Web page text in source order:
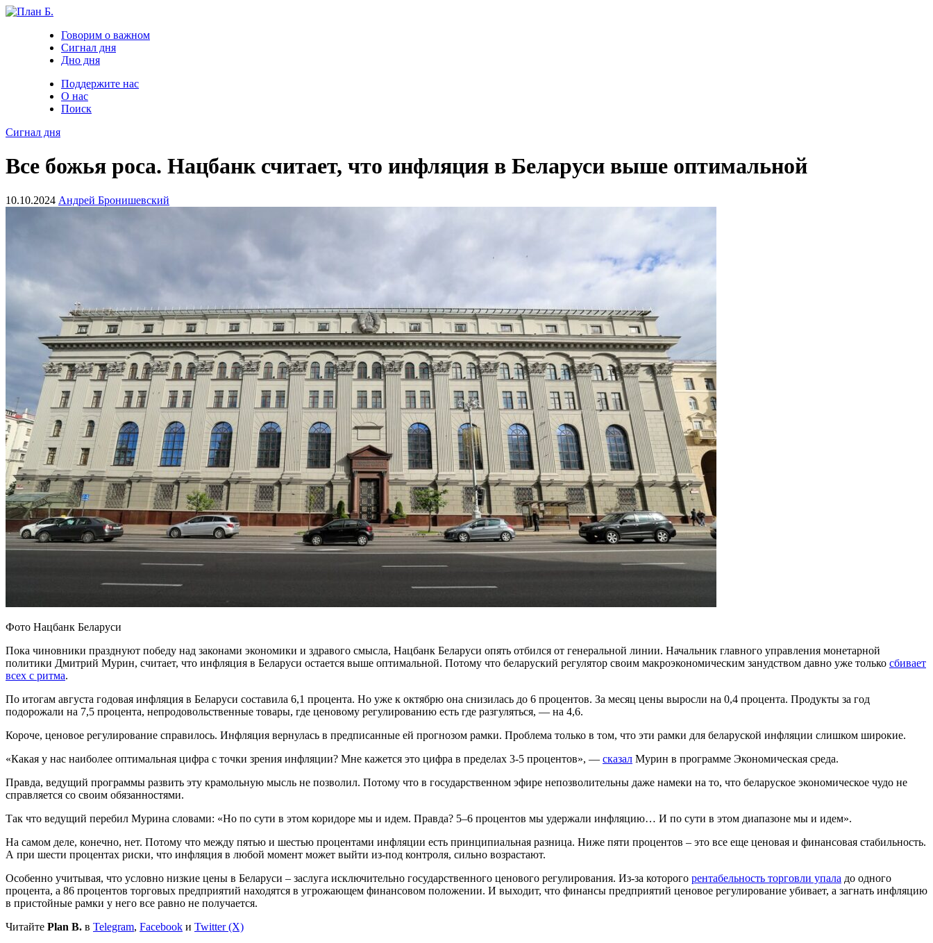
Говорим о важном
Сигнал дня
Дно дня
Поддержите нас
О нас
Поиск
Сигнал дня
Все божья роса. Нацбанк считает, что инфляция в Беларуси выше оптимальной
10.10.2024 Андрей Бронишевский
Фото Нацбанк Беларуси
Пока чиновники празднуют победу над законами экономики и здравого смысла, Нацбанк Беларуси опять отбился от генеральной линии. Начальник главного управления монетарной
политики Дмитрий Мурин, считает, что инфляция в Беларуси остается выше оптимальной. Потому что беларуский регулятор своим макроэкономическим занудством давно уже только сбивает
всех с ритма.
По итогам августа годовая инфляция в Беларуси составила 6,1 процента. Но уже к октябрю она снизилась до 6 процентов. За месяц цены выросли на 0,4 процента. Продукты за год
подорожали на 7,5 процента, непродовольственные товары, где ценовому регулированию есть где разгуляться, — на 4,6.
Короче, ценовое регулирование справилось. Инфляция вернулась в предписанные ей прогнозом рамки. Проблема только в том, что эти рамки для беларуской инфляции слишком широкие.
«Какая у нас наиболее оптимальная цифра с точки зрения инфляции? Мне кажется это цифра в пределах 3-5 процентов», — сказал Мурин в программе Экономическая среда.
Правда, ведущий программы развить эту крамольную мысль не позволил. Потому что в государственном эфире непозволительны даже намеки на то, что беларуское экономическое чудо не
справляется со своим обязанностями.
Так что ведущий перебил Мурина словами: «Но по сути в этом коридоре мы и идем. Правда? 5–6 процентов мы удержали инфляцию… И по сути в этом диапазоне мы и идем».
На самом деле, конечно, нет. Потому что между пятью и шестью процентами инфляции есть принципиальная разница. Ниже пяти процентов – это все еще ценовая и финансовая стабильность.
А при шести процентах риски, что инфляция в любой момент может выйти из-под контроля, сильно возрастают.
Особенно учитывая, что условно низкие цены в Беларуси – заслуга исключительно государственного ценового регулирования. Из-за которого рентабельность торговли упала до одного
процента, а 86 процентов торговых предприятий находятся в угрожающем финансовом положении. И выходит, что финансы предприятий ценовое регулирование убивает, а загнать инфляцию
в пристойные рамки у него все равно не получается.
Читайте Plan B. в Telegram, Facebook и Twitter (X)